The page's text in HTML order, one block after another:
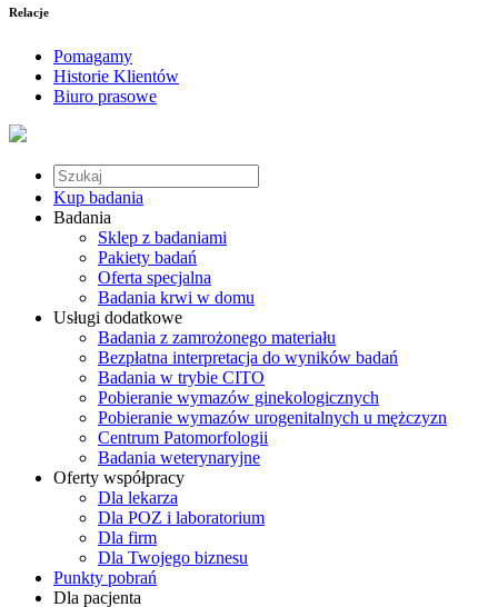
Relacje
Pomagamy
Historie Klientów
Biuro prasowe
Kup badania
Badania
Sklep z badaniami
Pakiety badań
Oferta specjalna
Badania krwi w domu
Usługi dodatkowe
Badania z zamrożonego materiału
Bezpłatna interpretacja do wyników badań
Badania w trybie CITO
Pobieranie wymazów ginekologicznych
Pobieranie wymazów urogenitalnych u mężczyzn
Centrum Patomorfologii
Badania weterynaryjne
Oferty współpracy
Dla lekarza
Dla POZ i laboratorium
Dla firm
Dla Twojego biznesu
Punkty pobrań
Dla pacjenta